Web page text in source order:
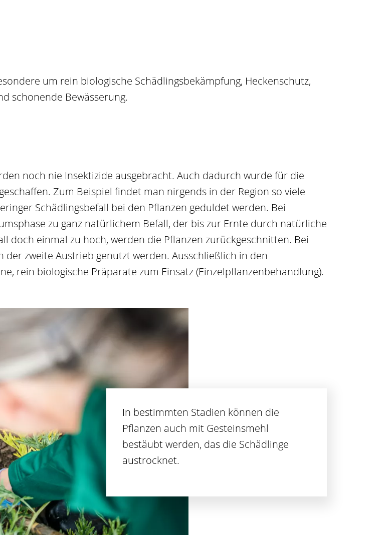
um rein biologische Schädlingsbekämpfung, Heckenschutz,
schonende Bewässerung.
noch nie Insektizide ausgebracht. Auch dadurch wurde für die
Zum Beispiel findet man nirgends in der Region so viele
Schädlingsbefall bei den Pflanzen geduldet werden. Bei
zu ganz natürlichem Befall, der bis zur Ernte durch natürliche
doch einmal zu hoch, werden die Pflanzen zurückgeschnitten. Bei
zweite Austrieb genutzt werden. Ausschließlich in den
rein biologische Präparate zum Einsatz (Einzelpflanzenbehandlung).
In bestimmten Stadien können die
Pflanzen auch mit Gesteinsmehl
bestäubt werden, das die Schädlinge
austrocknet.